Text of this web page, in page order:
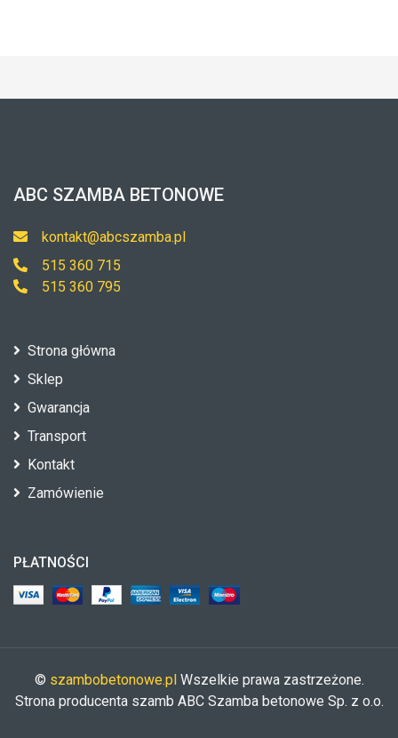
ABC SZAMBA BETONOWE
kontakt@abcszamba.pl
515 360 715
515 360 795
Strona główna
Sklep
Gwarancja
Transport
Kontakt
Zamówienie
PŁATNOŚCI
© szambobetonowe.plWszelkie prawa zastrzeżone.
Strona producenta szamb ABC Szamba betonowe Sp. z o.o.